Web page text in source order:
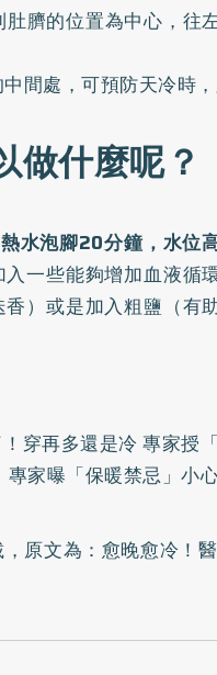
肚臍的位置為中心，往
間處，可預防天冷時
做什麼呢？
水泡腳20分鐘，水位
一些能夠增加血液循
）或是加入粗鹽（有
穿再多還是冷 專家授
家曝「保暖禁忌」小
原文為： 愈晚愈冷！